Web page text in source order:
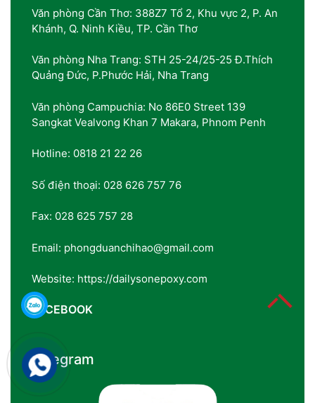
Văn phòng Cần Thơ: 388Z7 Tổ 2, Khu vực 2, P. An
Khánh, Q. Ninh Kiều, TP. Cần Thơ
Văn phòng Nha Trang: STH 25-24/25-25 Đ.Thích
Quảng Đức, P.Phước Hải, Nha Trang
Văn phòng Campuchia: No 86E0 Street 139
Sangkat Vealvong Khan 7 Makara, Phnom Penh
Hotline: 0818 21 22 26
Số điện thoại: 028 626 757 76
Fax: 028 625 757 28
Email: phongduanchihao@gmail.com
Website: https://dailysonepoxy.com
FACEBOOK
Telegram